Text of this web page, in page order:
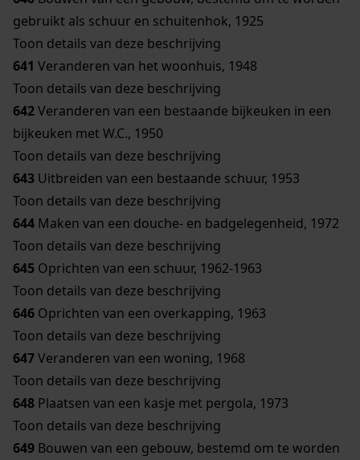
gebruikt als schuur en schuitenhok, 1925
Toon details van deze beschrijving
641 Veranderen van het woonhuis, 1948
Toon details van deze beschrijving
642Veranderen van een bestaande bijkeuken in een
bijkeuken met W.C., 1950
Toon details van deze beschrijving
643 Uitbreiden van een bestaande schuur, 1953
Toon details van deze beschrijving
644 Maken van een douche- en badgelegenheid, 1972
Toon details van deze beschrijving
645 Oprichten van een schuur, 1962-1963
Toon details van deze beschrijving
646 Oprichten van een overkapping, 1963
Toon details van deze beschrijving
647Veranderen van een woning, 1968
Toon details van deze beschrijving
648 Plaatsen van een kasje met pergola, 1973
Toon details van deze beschrijving
649 Bouwen van een gebouw, bestemd om te worden